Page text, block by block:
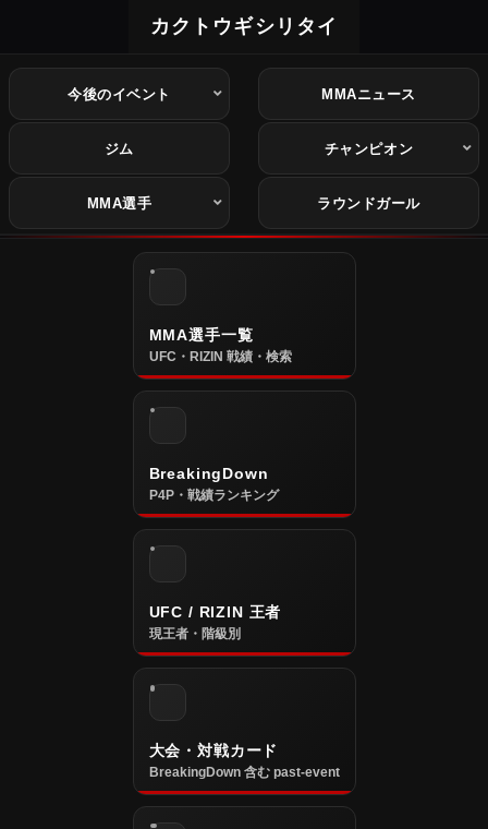
カクトウギシリタイ
今後のイベント MMAニュース
ジム チャンピオン
MMA選手 ラウンドガール
MMA選手一覧
UFC・RIZIN 戦績・検索
BreakingDown
P4P・戦績ランキング
UFC / RIZIN 王者
現王者・階級別
大会・対戦カード
BreakingDown 含む past-event